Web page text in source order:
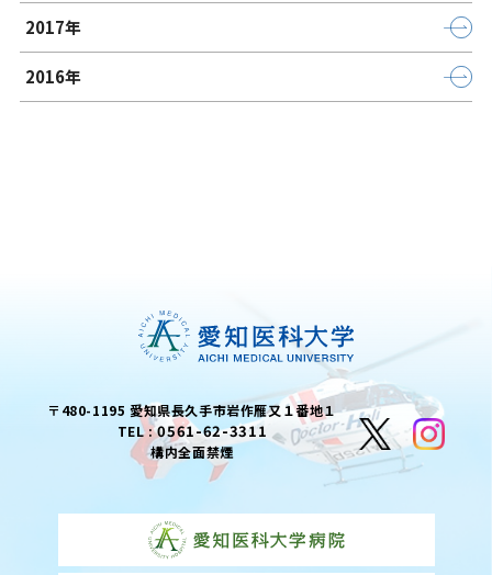
2017年
2016年
〒480-1195 愛知県長久手市岩作雁又１番地１
TEL :0561-62-3311
構内全面禁煙